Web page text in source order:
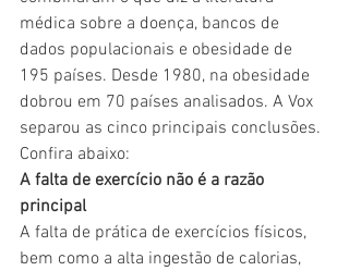
médica sobre a doença, bancos de
dados populacionais e obesidade de
195 países. Desde 1980, na obesidade
dobrou em 70 países analisados. A Vox
separou as cinco principais conclusões.
Confira abaixo:
A falta de exercício não é a razão
principal
A falta de prática de exercícios físicos,
bem como a alta ingestão de calorias,